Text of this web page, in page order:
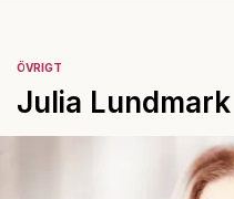
ÖVRIGT
Julia